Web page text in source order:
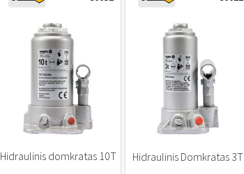
Hidraulinis domkratas 10T Hidraulinis Domkratas 3T